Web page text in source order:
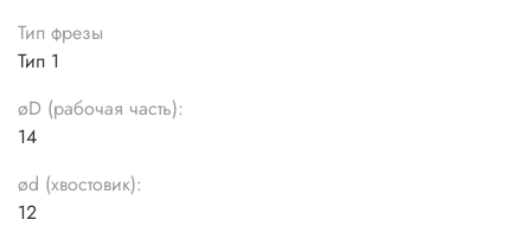
Тип фрезы
Тип 1
øD (рабочая часть):
14
ød (хвостовик):
12